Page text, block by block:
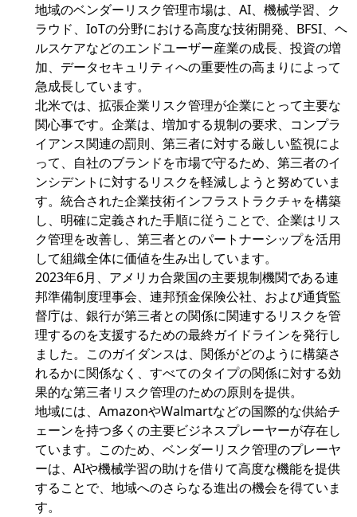
地域のベンダーリスク管理市場は、AI、機械学習、ク
ラウド、IoTの分野における高度な技術開発、BFSI、ヘ
ルスケアなどのエンドユーザー産業の成長、投資の増
加、データセキュリティへの重要性の高まりによって
急成長しています。
北米では、拡張企業リスク管理が企業にとって主要な
関心事です。企業は、増加する規制の要求、コンプラ
イアンス関連の罰則、第三者に対する厳しい監視によ
って、自社のブランドを市場で守るため、第三者のイ
ンシデントに対するリスクを軽減しようと努めていま
す。統合された企業技術インフラストラクチャを構築
し、明確に定義された手順に従うことで、企業はリス
ク管理を改善し、第三者とのパートナーシップを活用
して組織全体に価値を生み出しています。
2023年6月、アメリカ合衆国の主要規制機関である連
邦準備制度理事会、連邦預金保険公社、および通貨監
督庁は、銀行が第三者との関係に関連するリスクを管
理するのを支援するための最終ガイドラインを発行し
ました。このガイダンスは、関係がどのように構築さ
れるかに関係なく、すべてのタイプの関係に対する効
果的な第三者リスク管理のための原則を提供。
地域には、AmazonやWalmartなどの国際的な供給チ
ェーンを持つ多くの主要ビジネスプレーヤーが存在し
ています。このため、ベンダーリスク管理のプレーヤ
ーは、AIや機械学習の助けを借りて高度な機能を提供
することで、地域へのさらなる進出の機会を得ていま
す。